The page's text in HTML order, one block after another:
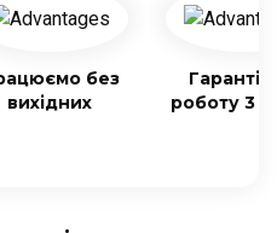
без
вихідних
Гарантія
роботу 3